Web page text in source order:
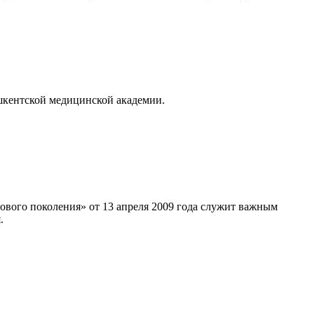
медицинской академии.
поколения» от 13 апреля 2009 года служит важным